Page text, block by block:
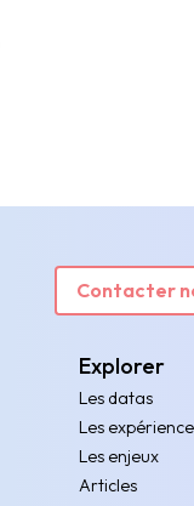
Contacter
Explorer
Les datas
Les
Les enjeux
Articles